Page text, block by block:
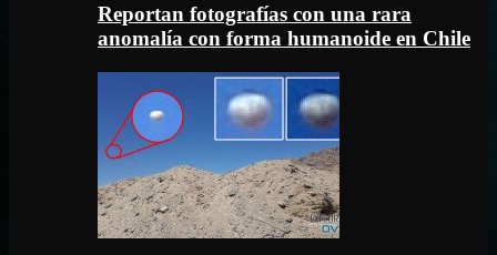
Reportan fotografías con una rara
anomalía con forma humanoide en Chile